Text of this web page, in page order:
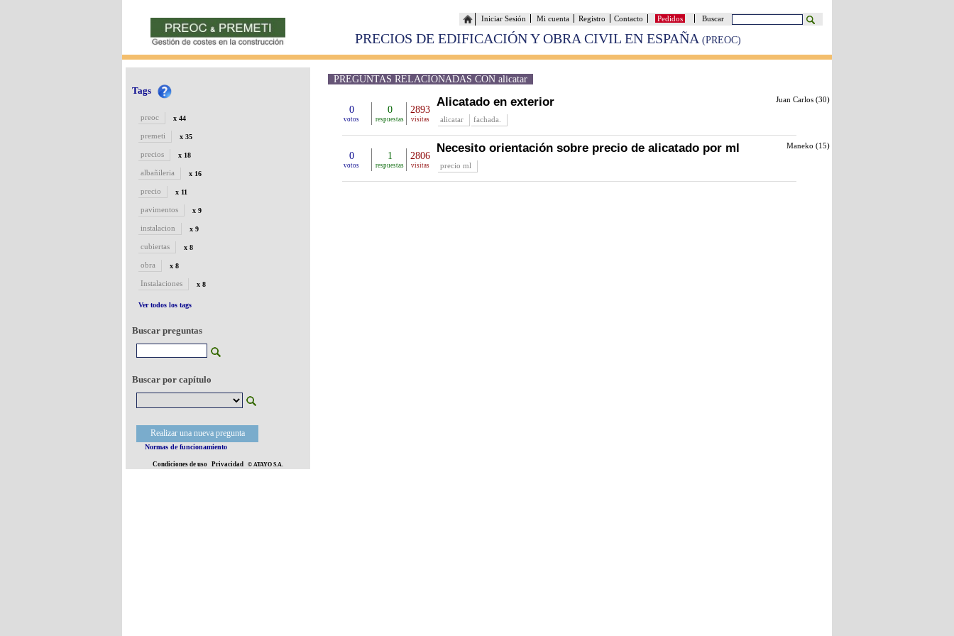
Buscar
Pedidos
Contacto
Registro
Mi cuenta
Iniciar Sesión
PRECIOS DE EDIFICACIÓN Y OBRA CIVIL EN ESPAÑA (PREOC)
Tags
preoc x 44
premeti x 35
precios x 18
albañileria x 16
precio x 11
pavimentos x 9
instalacion x 9
cubiertas x 8
obra x 8
Instalaciones x 8
Ver todos los tags
Buscar preguntas
Buscar por capítulo
Realizar una nueva pregunta
Normas de funcionamiento
Condiciones de uso Privacidad © ATAYO S.A.
PREGUNTAS RELACIONADAS CON alicatar
0
votos
0
respuestas
2893
visitas
Alicatado en exterior
alicatar fachada.
Juan Carlos (30)
0
votos
1
respuestas
2806
visitas
Necesito orientación sobre precio de alicatado por ml
precio ml
Maneko (15)